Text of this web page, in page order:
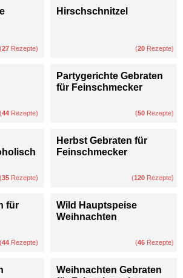
(27 Rezepte)
Hirschschnitzel
(20 Rezepte)
(44 Rezepte)
Partygerichte Gebraten
für Feinschmecker
(50 Rezepte)
(35 Rezepte)
Herbst Gebraten für
Feinschmecker
(120 Rezepte)
für
(44 Rezepte)
Wild Hauptspeise
Weihnachten
(46 Rezepte)
Weihnachten Gebraten